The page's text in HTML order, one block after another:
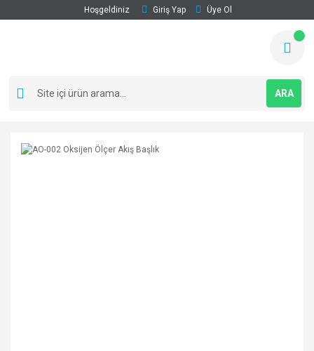
Hoşgeldiniz Giriş Yap Üye Ol
ARA